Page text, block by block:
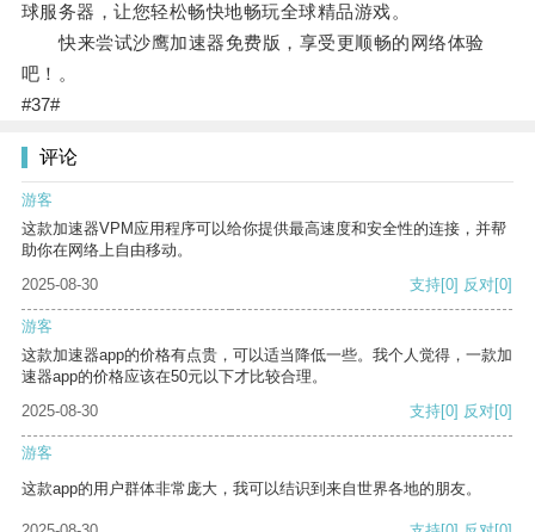
球服务器，让您轻松畅快地畅玩全球精品游戏。
快来尝试沙鹰加速器免费版，享受更顺畅的网络体验
吧！。
#37#
评论
游客
这款加速器VPM应用程序可以给你提供最高速度和安全性的连接，并帮
助你在网络上自由移动。
2025-08-30
支持[0] 反对[0]
游客
这款加速器app的价格有点贵，可以适当降低一些。我个人觉得，一款加
速器app的价格应该在50元以下才比较合理。
2025-08-30
支持[0] 反对[0]
游客
这款app的用户群体非常庞大，我可以结识到来自世界各地的朋友。